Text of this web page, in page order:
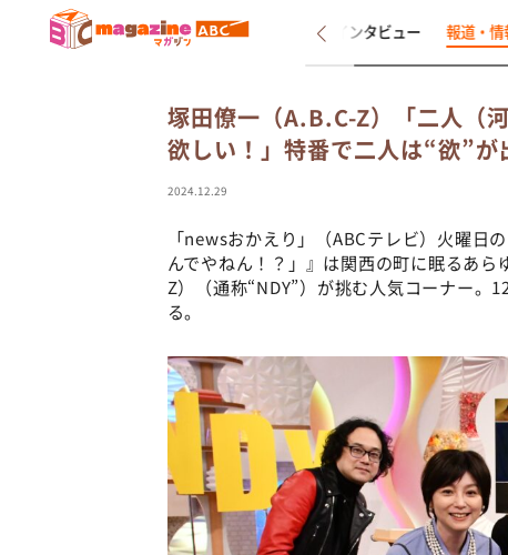
インタビュー 報道・情
塚田僚一（A.B.C-Z）「二人（
欲しい！」特番で二人は“欲”が
2024.12.29
「newsおかえり」（ABCテレビ）火曜
んでやねん！？」』は関西の町に眠るあ
Z）（通称“NDY”）が挑む人気コーナー。
る。